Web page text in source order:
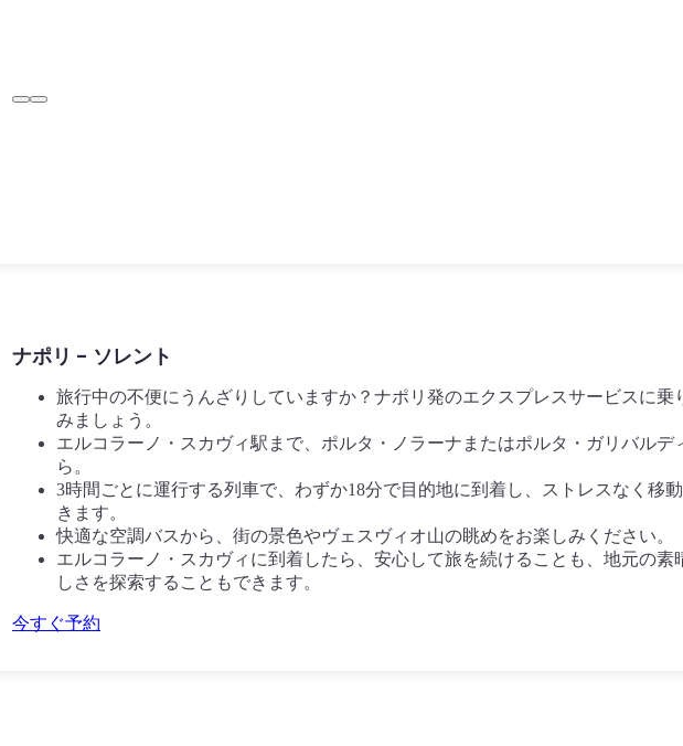
ナポリ - ソレント
旅行中の不便にうんざりしていますか？ナポリ発のエクスプレスサービスに乗
みましょう。
エルコラーノ・スカヴィ駅まで、ポルタ・ノラーナまたはポルタ・ガリバルデ
ら。
3時間ごとに運行する列車で、わずか18分で目的地に到着し、ストレスなく移
きます。
快適な空調バスから、街の景色やヴェスヴィオ山の眺めをお楽しみください。
エルコラーノ・スカヴィに到着したら、安心して旅を続けることも、地元の素
しさを探索することもできます。
今すぐ予約